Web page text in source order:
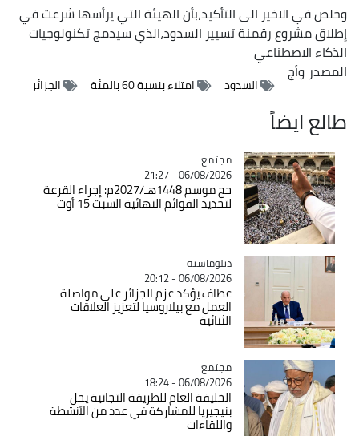
وخلص في الاخير الى التأكيد،بأن الهيئة التي يرأسها شرعت في
إطلاق مشروع رقمنة تسيير السدود،الذي سيدمج تكنولوجيات
الذكاء الاصطناعي
المصدروأج
السدود امتلاء بنسبة 60 بالمئة الجزائر
طالع ايضاً
Catégorie
مجتمع
06/08/2026 - 21:27
حج موسم 1448هـ/2027م: إجراء القرعة
لتحديد القوائم النهائية السبت 15 أوت
Catégorie
دبلوماسية
06/08/2026 - 20:12
عطاف يؤكد عزم الجزائر على مواصلة
العمل مع بيلاروسيا لتعزيز العلاقات
الثنائية
Catégorie
مجتمع
06/08/2026 - 18:24
الخليفة العام للطريقة التجانية يحل
بنيجيريا للمشاركة في عدد من الأنشطة
واللقاءات